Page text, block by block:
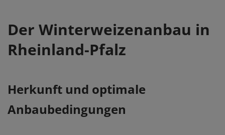
Der Winterweizenanbau in
Rheinland-Pfalz
Herkunft und optimale
Anbaubedingungen